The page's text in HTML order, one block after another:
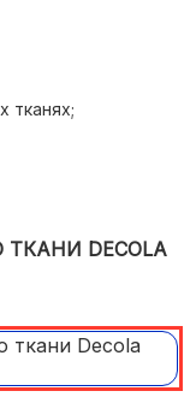
тканях;
DECOLA